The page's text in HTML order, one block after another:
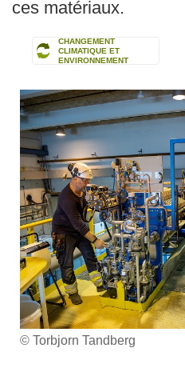
ces matériaux.
CHANGEMENT
CLIMATIQUE ET
ENVIRONNEMENT
© Torbjorn Tandberg